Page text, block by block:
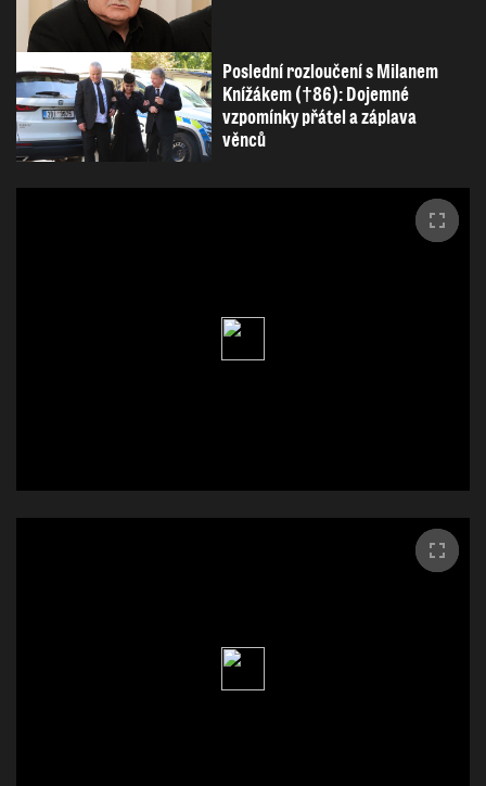
Poslední rozloučení s Milanem
Knížákem (†86): Dojemné
vzpomínky přátel a záplava
věnců